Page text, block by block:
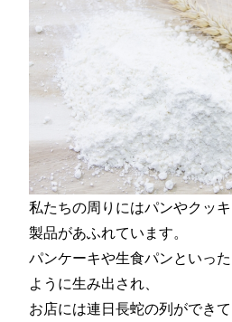
私たちの周りにはパンやクッ
製品があふれています。
パンケーキや生食パンといっ
ように生み出され、
お店には連日長蛇の列ができ